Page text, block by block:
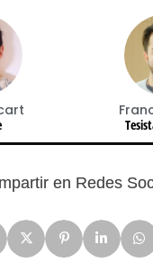
en Redes